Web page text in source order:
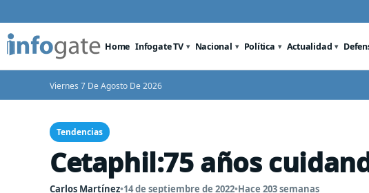
Home Infogate TV Nacional Política Actualidad
Viernes 7 De Agosto De 2026
Tendencias
Cetaphil:75 años
Carlos Martínez•14 de septiembre de 2022•Hace 203 semanas